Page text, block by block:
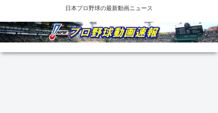
日本プロ野球の最新動画ニュース